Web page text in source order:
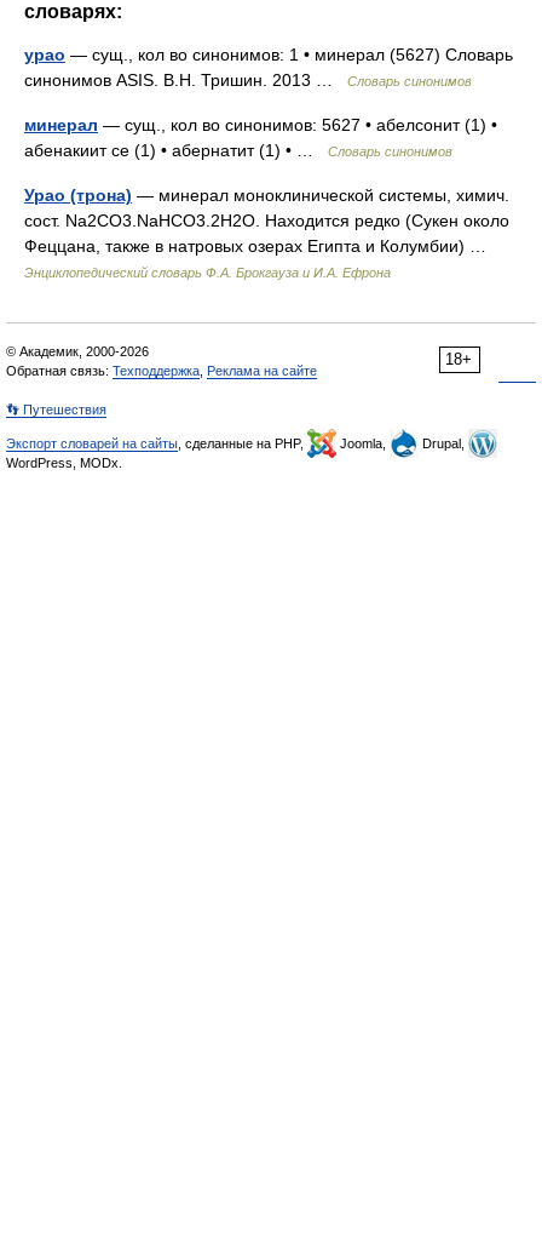
словарях:
урао — сущ., кол во синонимов: 1 • минерал (5627) Словарь
синонимов ASIS. В.Н. Тришин. 2013 …
Словарь синонимов
минерал — сущ., кол во синонимов: 5627 • абелсонит (1) •
абенакиит се (1) • абернатит (1) • …
Словарь синонимов
Урао (трона) — минерал моноклинической системы, химич.
сост. Na2CO3.NaHCO3.2H2O. Находится редко (Сукен около
Феццана, также в натровых озерах Египта и Колумбии) …
Энциклопедический словарь Ф.А. Брокгауза и И.А. Ефрона
18+
© Академик, 2000-2026
Обратная связь: Техподдержка Реклама на сайте
👣 Путешествия
Экспорт словарей на сайты , сделанные на PHP, Joomla,
Drupal,
WordPress, MODx.